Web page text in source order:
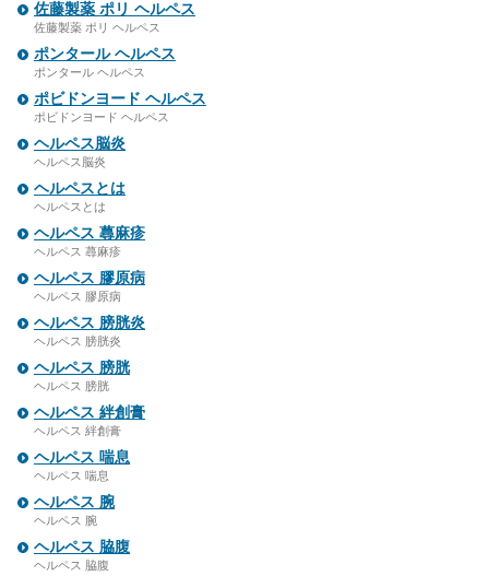
佐藤製薬 ポリ ヘルペス
佐藤製薬 ポリ ヘルペス
ポンタール ヘルペス
ポンタール ヘルペス
ポビドンヨード ヘルペス
ポビドンヨード ヘルペス
ヘルペス脳炎
ヘルペス脳炎
ヘルペスとは
ヘルペスとは
ヘルペス 蕁麻疹
ヘルペス 蕁麻疹
ヘルペス 膠原病
ヘルペス 膠原病
ヘルペス 膀胱炎
ヘルペス 膀胱炎
ヘルペス 膀胱
ヘルペス 膀胱
ヘルペス 絆創膏
ヘルペス 絆創膏
ヘルペス 喘息
ヘルペス 喘息
ヘルペス 腕
ヘルペス 腕
ヘルペス 脇腹
ヘルペス 脇腹